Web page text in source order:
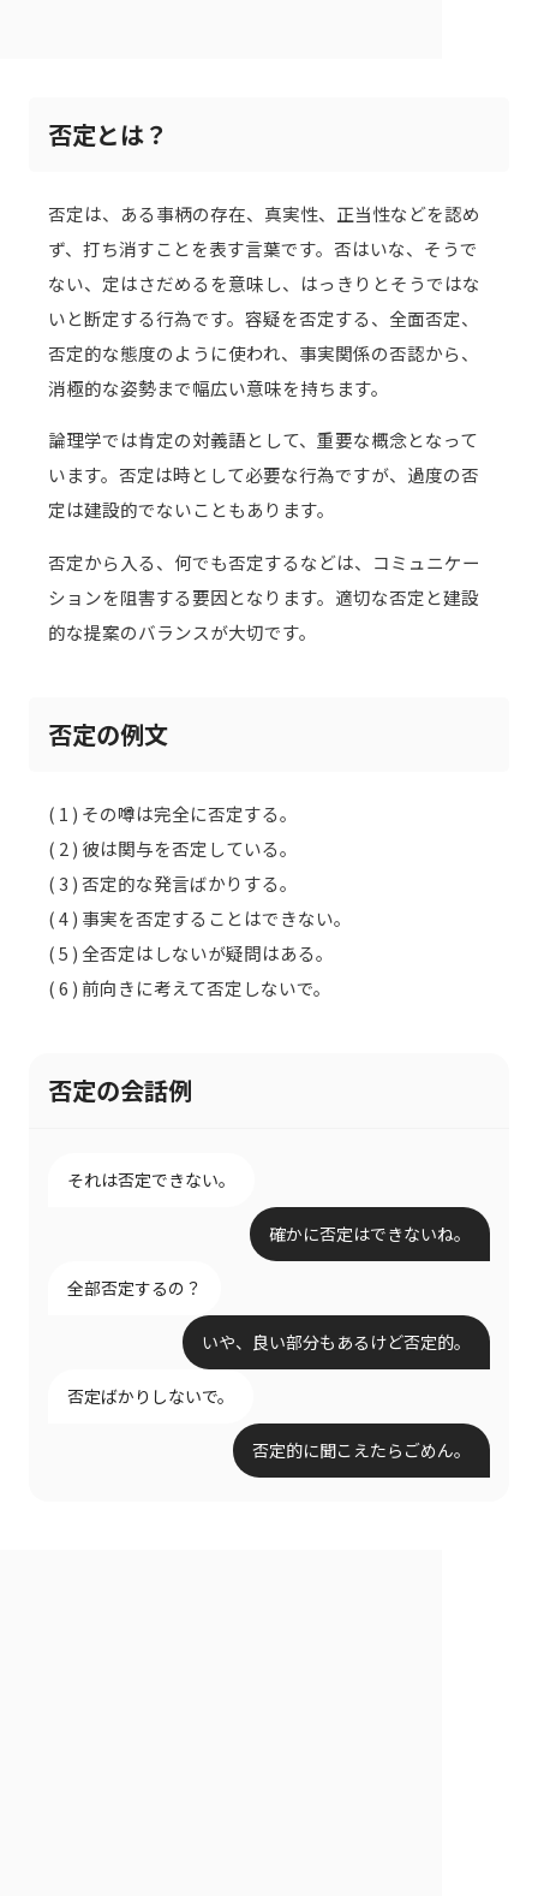
否定とは？
否定は、ある事柄の存在、真実性、正当性などを認め
ず、打ち消すことを表す言葉です。否はいな、そうで
ない、定はさだめるを意味し、はっきりとそうではな
いと断定する行為です。容疑を否定する、全面否定、
否定的な態度のように使われ、事実関係の否認から、
消極的な姿勢まで幅広い意味を持ちます。
論理学では肯定の対義語として、重要な概念となって
います。否定は時として必要な行為ですが、過度の否
定は建設的でないこともあります。
否定から入る、何でも否定するなどは、コミュニケー
ションを阻害する要因となります。適切な否定と建設
的な提案のバランスが大切です。
否定の例文
( 1 ) その噂は完全に否定する。
( 2 ) 彼は関与を否定している。
( 3 ) 否定的な発言ばかりする。
( 4 ) 事実を否定することはできない。
( 5 ) 全否定はしないが疑問はある。
( 6 ) 前向きに考えて否定しないで。
否定の会話例
それは否定できない。
確かに否定はできないね。
全部否定するの？
いや、良い部分もあるけど否定的。
否定ばかりしないで。
否定的に聞こえたらごめん。